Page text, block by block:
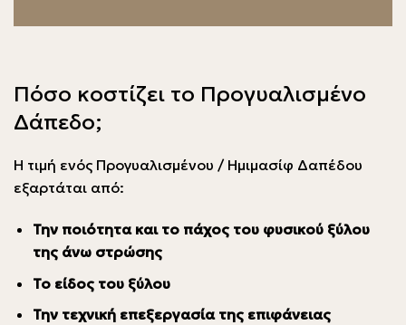
Πόσο κοστίζει το Προγυαλισμένο
Δάπεδο;
Η τιμή ενός Προγυαλισμένου / Ημιμασίφ Δαπέδου
εξαρτάται από:
Την ποιότητα και το πάχος του φυσικού ξύλου
της άνω στρώσης
Το είδος του ξύλου
Την τεχνική επεξεργασία της επιφάνειας